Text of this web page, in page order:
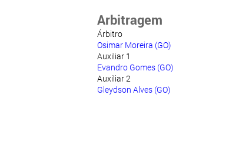
Arbitragem
Árbitro
Osimar Moreira (GO)
Auxiliar 1
Evandro Gomes (GO)
Auxiliar 2
Gleydson Alves (GO)